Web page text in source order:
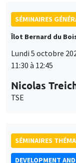
SÉMINAIRES
Îlot Bernard du
Lundi 5 octobre
11:30 à 12:45
Nicolas
TSE
SÉMINAIRES
DEVELOPMENT